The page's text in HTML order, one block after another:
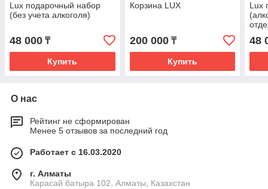
Lux подарочный набор
(без учета алкоголя)
48 000 ₸
Купить
Корзина LUX
200 000₸
Купить
Lux
48
О нас
Рейтинг не сформирован
Менее 5 отзывов за последний год
Работает с 16.03.2020
г. Алматы
Карасай батыра 102, Алматы, Казахстан